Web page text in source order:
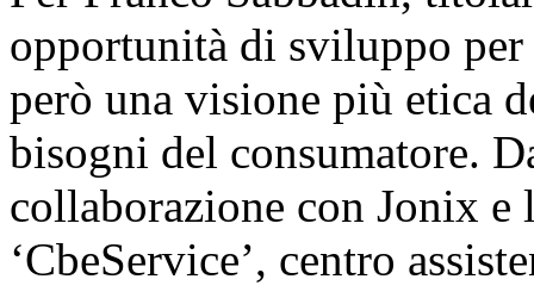
opportunità di sviluppo
però una visione più etica
bisogni del consumatore.
collaborazione con Jonix e
‘CbeService’, centro